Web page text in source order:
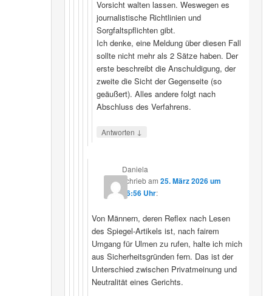
Vorsicht walten lassen. Weswegen es
journalistische Richtlinien und
Sorgfaltspflichten gibt.
Ich denke, eine Meldung über diesen Fall
sollte nicht mehr als 2 Sätze haben. Der
erste beschreibt die Anschuldigung, der
zweite die Sicht der Gegenseite (so
geäußert). Alles andere folgt nach
Abschluss des Verfahrens.
Antworten ↓
Daniela
schriebam25. März 2026 um
16:56 Uhr:
Von Männern, deren Reflex nach Lesen
des Spiegel-Artikels ist, nach fairem
Umgang für Ulmen zu rufen, halte ich mich
aus Sicherheitsgründen fern. Das ist der
Unterschied zwischen Privatmeinung und
Neutralität eines Gerichts.